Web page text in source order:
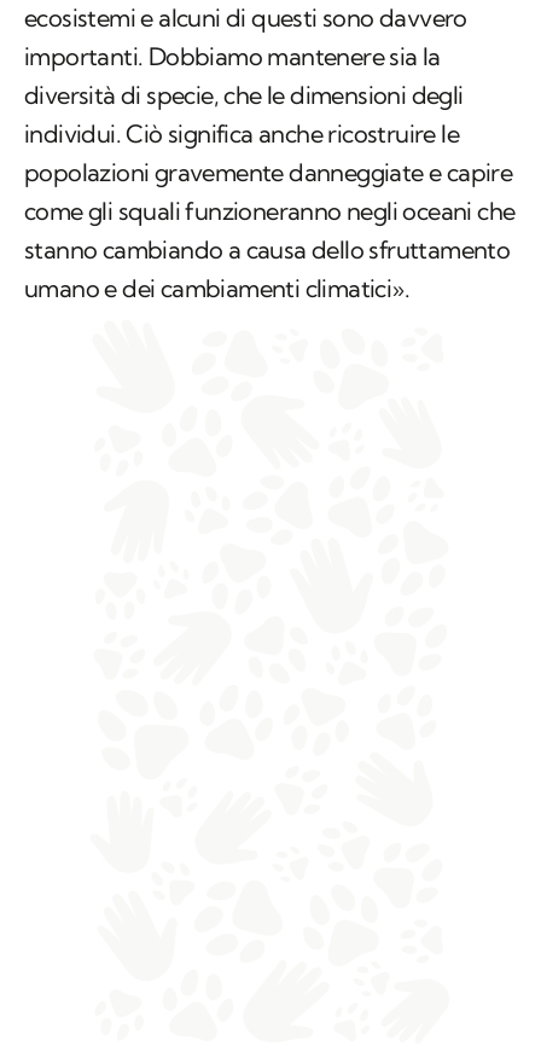
ecosistemi e alcuni di questi sono davvero
importanti. Dobbiamo mantenere sia la
diversità di specie, che le dimensioni degli
individui. Ciò significa anche ricostruire le
popolazioni gravemente danneggiate e capire
come gli squali funzioneranno negli oceani che
stanno cambiando a causa dello sfruttamento
umano e dei cambiamenti climatici».